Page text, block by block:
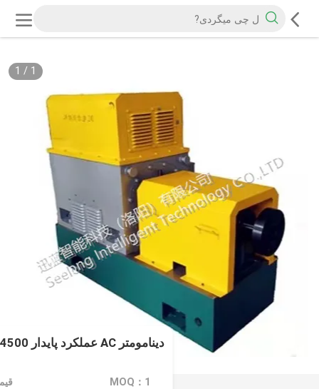
1
/
1
دینامومتر AC عملکرد پایدار SSCD132-1500 / 4500
MOQ：1